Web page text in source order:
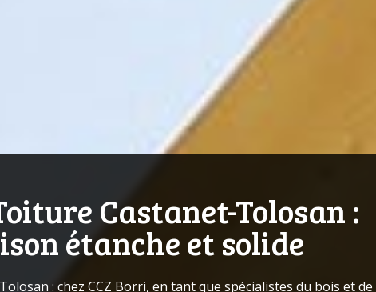
Castanet-Tolosan :
étanche et solide
: chez CCZ Borri, en tant que spécialistes du bois et de